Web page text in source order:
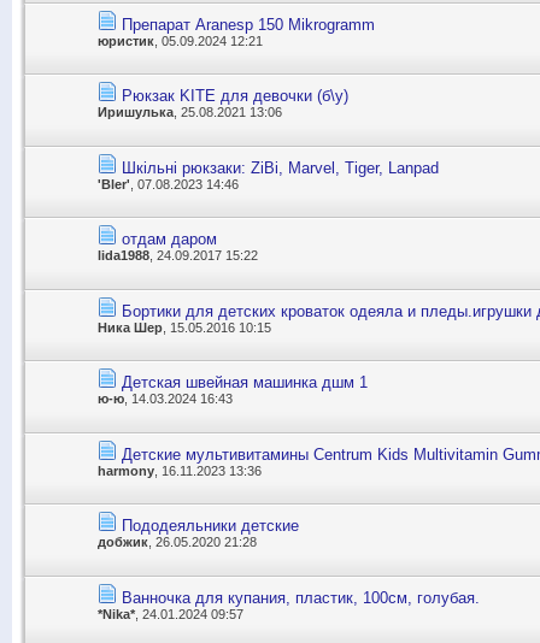
Препарат Aranesp 150 Mikrogramm
юристик , 05.09.2024 12:21
Рюкзак KITE для девочки (б\у)
Иришулька , 25.08.2021 13:06
Шкільні рюкзаки: ZiBi, Marvel, Tiger, Lanpad
'Bler' , 07.08.2023 14:46
отдам даром
lida1988 , 24.09.2017 15:22
Бортики для детских кроваток одеяла и
Ника Шер , 15.05.2016 10:15
Детская швейная машинка дшм 1
ю-ю , 14.03.2024 16:43
Детские мультивитамины Centrum Kids Multivitamin
harmony , 16.11.2023 13:36
Пододеяльники детские
добжик , 26.05.2020 21:28
Ванночка для купания, пластик, 100см, голубая.
*Nika* , 24.01.2024 09:57